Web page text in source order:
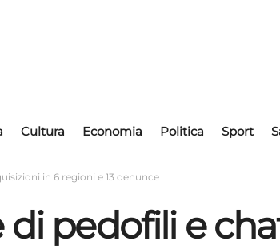
Cultura Economia Politica Sport
in 6 regioni e 13 denunce
pedofili e